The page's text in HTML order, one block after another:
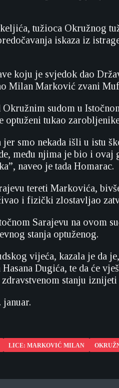
tužioca Okružnog
iskaza iz
koju je svjedok dao
Milan Marković zvani
Okružnim sudom u
optuženi tukao
jer smo nekada išli u istu
među njima je bio i ovaj
naveo je tada Homarac.
tereti Markovića,
i fizički zlostavljao
Sarajevu na ovom
stanja optuženog.
vijeća, kazala je da
Dugića, te da će
stanju iznijeti
januar.
LICE: MARKOVIĆ MILAN